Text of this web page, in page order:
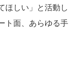
ほしい」と活動し
ト面、あらゆる手